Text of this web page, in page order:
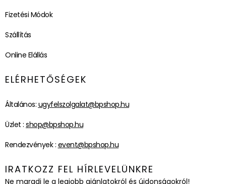
Fizetési Módok
Szállítás
Online Elállás
ELÉRHETŐSÉGEK
Általános: ugyfelszolgalat@bpshop.hu
Üzlet : shop@bpshop.hu
Rendezvények : event@bpshop.hu
IRATKOZZ FEL HÍRLEVELÜNKRE
Ne maradj le a legjobb ajánlatokról és újdonságokról!